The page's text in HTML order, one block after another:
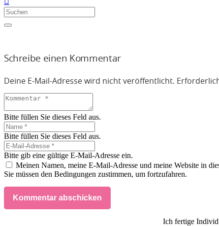
Schreibe einen Kommentar
Deine E-Mail-Adresse wird nicht veröffentlicht.
Bitte füllen Sie dieses Feld aus.
Bitte füllen Sie dieses Feld aus.
Bitte gib eine gültige E-Mail-Adresse ein.
Meinen Namen, meine E-Mail-Adresse und meine Website in
Sie müssen den Bedingungen zustimmen, um fortzufahren.
Kommentar abschicken
Ich fertige